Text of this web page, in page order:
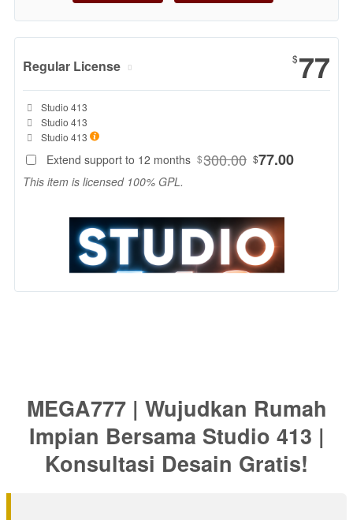
Show More
Regular License
Regular
License
77
Wujudkan
bersama tim
profesional
Studio 413.
Kami
sekarang
juga!
license
$77
Included:
Studio 413
Included:
Studio 413
Included:
Studio 413
Extend support to 12 months $300.00 $77.00
This item is licensed 100% GPL.
MEGA777 | Wujudkan Rumah
Impian Bersama Studio 413 |
Konsultasi Desain Gratis!